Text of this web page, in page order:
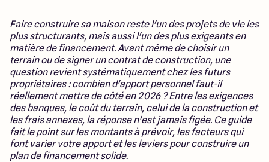
Maisons ARLOGIS Nord
Lille - Villeneuve d'Ascq
03 66 72 64 60
Valenciennes - Marly 03 27 45 60 30
4.4 4.8
Faire construire sa maison reste l'un des projets de vie les
plus structurants, mais aussi l'un des plus exigeants en
matière de financement. Avant même de choisir un
terrain ou de signer un contrat de construction, une
question revient systématiquement chez les futurs
propriétaires : combien d'apport personnel faut-il
réellement mettre de côté en 2026 ? Entre les exigences
des banques, le coût du terrain, celui de la construction et
les frais annexes, la réponse n'est jamais figée. Ce guide
fait le point sur les montants à prévoir, les facteurs qui
font varier votre apport et les leviers pour construire un
plan de financement solide.